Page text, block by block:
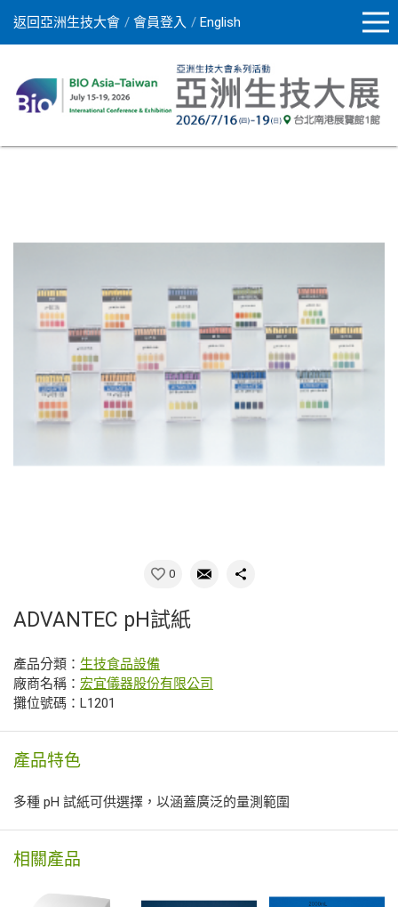
返回亞洲生技大會 會員登入 English
0
ADVANTEC pH試紙
產品分類： 生技食品設備
廠商名稱： 宏宜儀器股份有限公司
攤位號碼：L1201
產品特色
多種 pH 試紙可供選擇，以涵蓋廣泛的量測範圍
相關產品